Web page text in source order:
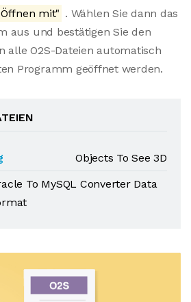
mit" . Wählen Sie dann das
aus und bestätigen Sie den
alle O2S-Dateien automatisch
Programm geöffnet werden.
Objects To See 3D
To MySQL Converter Data